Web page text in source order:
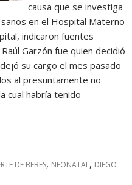
causa que se investiga
en el Hospital Materno
indicaron fuentes
Garzón fue quien decidió
su cargo el mes pasado
al presuntamente no
cual habría tenido
DE BEBES, NEONATAL, DIEGO